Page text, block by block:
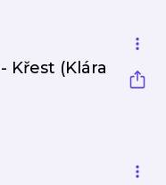
Křest (Klára